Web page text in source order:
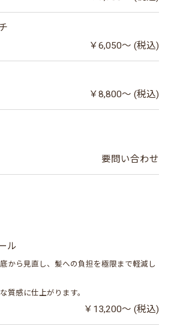
￥6,050～ (税込)
￥8,800～ (税込)
要問い合わせ
ル
から見直し、髪への負担を極限まで軽減し
質感に仕上がります。
￥13,200～ (税込)